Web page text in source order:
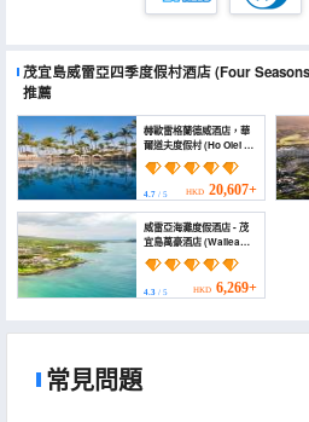
茂宜島威雷亞四季度假村酒店(Four
推薦
赫歐雷格蘭德威酒店，華
爾道夫度假村 (Ho Olei at
Grand Wailea)
4.7 / 5 HKD 20,607+
威雷亞海灘度假酒店 - 茂
宜島萬豪酒店 (Wailea
Beach Resort -
Marriott, Maui)
4.3 / 5 HKD 6,269+
常見問題